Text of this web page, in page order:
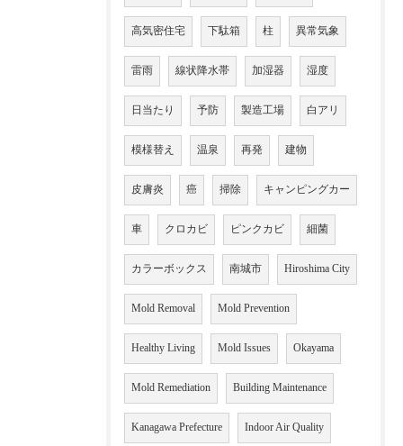
高気密住宅 下駄箱 柱 異常気象
雷雨 線状降水帯 加湿器 湿度
日当たり 予防 製造工場 白アリ
模様替え 温泉 再発 建物
皮膚炎 癌 掃除 キャンピングカー
車 クロカビ ピンクカビ 細菌
カラーボックス 南城市 Hiroshima City
Mold Removal Mold Prevention
Healthy Living Mold Issues Okayama
Mold Remediation Building Maintenance
Kanagawa Prefecture Indoor Air Quality